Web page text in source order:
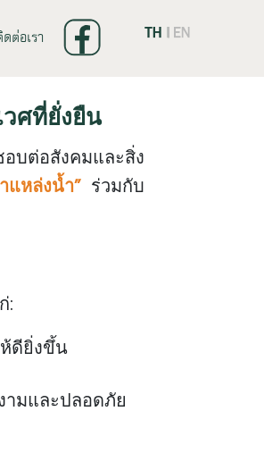
ดต่อเรา
ศที่ยั่งยืน
บต่อสังคมและสิ่ง
แหล่งน้ำ” ร่วมกับ
:
ดียิ่งขึ้น
มและปลอดภัย